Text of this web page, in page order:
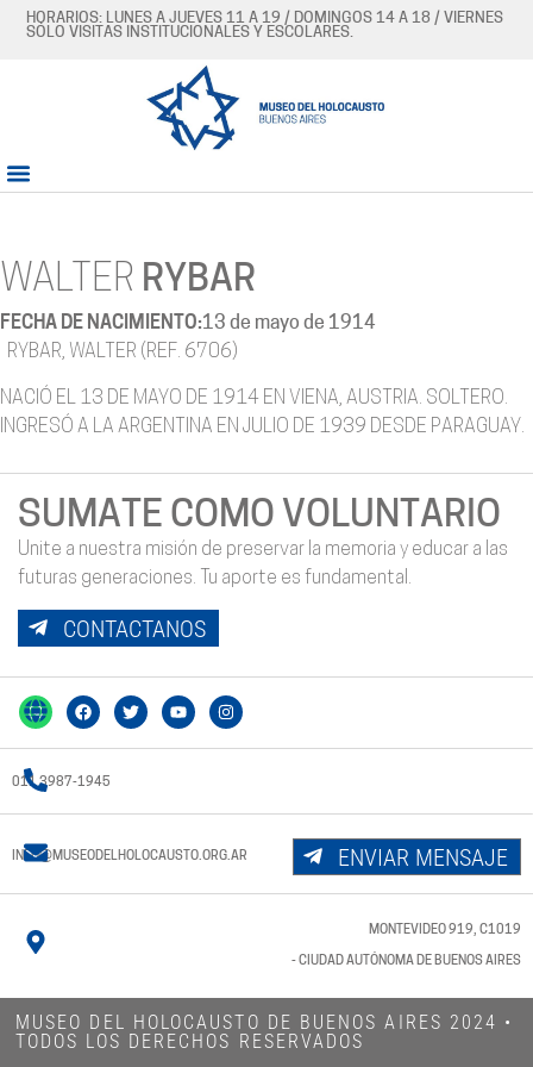
HORARIOS: LUNES A JUEVES 11 A 19 / DOMINGOS 14 A 18 / VIERNES
SÓLO VISITAS INSTITUCIONALES Y ESCOLARES.
WALTER RYBAR
FECHA DE NACIMIENTO:13 de mayo de 1914
RYBAR, WALTER (REF. 6706)
NACIÓ EL 13 DE MAYO DE 1914 EN VIENA, AUSTRIA. SOLTERO.
INGRESÓ A LA ARGENTINA EN JULIO DE 1939 DESDE PARAGUAY.
SUMATE COMO VOLUNTARIO
Unite a nuestra misión de preservar la memoria y educar a las
futuras generaciones. Tu aporte es fundamental.
CONTACTANOS
011 3987-1945
INFO@MUSEODELHOLOCAUSTO.ORG.AR ENVIAR MENSAJE
MONTEVIDEO 919, C1019
- CIUDAD AUTÓNOMA DE BUENOS AIRES
MUSEO DEL HOLOCAUSTO DE BUENOS AIRES 2024​ •
TODOS LOS DERECHOS RESERVADOS